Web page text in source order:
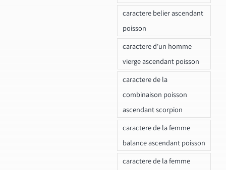
caractere belier ascendant
poisson
caractere d'un homme
vierge ascendant poisson
caractere de la
combinaison poisson
ascendant scorpion
caractere de la femme
balance ascendant poisson
caractere de la femme